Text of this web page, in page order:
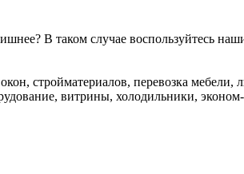
В таком случае воспользуйтесь
стройматериалов, перевозка
витрины, холодильники,